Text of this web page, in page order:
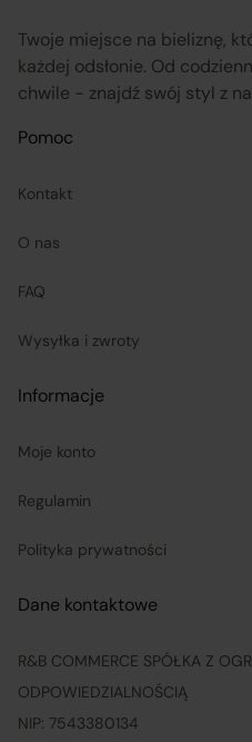
Twoje miejsce na bieliznę,
każdej odsłonie. Od
chwile - znajdź swój styl z
Pomoc
Kontakt
O nas
FAQ
Wysyłka i zwroty
Informacje
Moje konto
Regulamin
Polityka prywatności
Dane kontaktowe
R&B COMMERCE SPÓŁKA Z
ODPOWIEDZIALNOŚCIĄ
NIP: 7543380134